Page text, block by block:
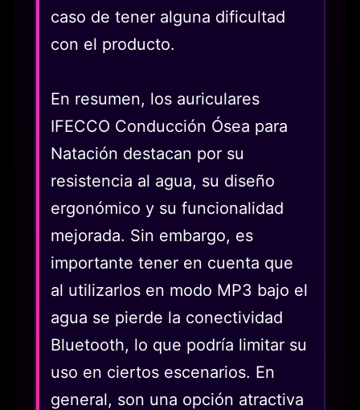
caso de tener alguna dificultad
con el producto.
En resumen, los auriculares
IFECCO Conducción Ósea para
Natación destacan por su
resistencia al agua, su diseño
ergonómico y su funcionalidad
mejorada. Sin embargo, es
importante tener en cuenta que
al utilizarlos en modo MP3 bajo el
agua se pierde la conectividad
Bluetooth, lo que podría limitar su
uso en ciertos escenarios. En
general, son una opción atractiva